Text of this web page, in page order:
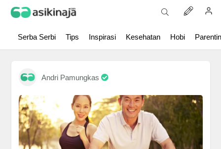
Serba Serbi Tips Inspirasi Kesehatan Hobi
Andri Pamungkas